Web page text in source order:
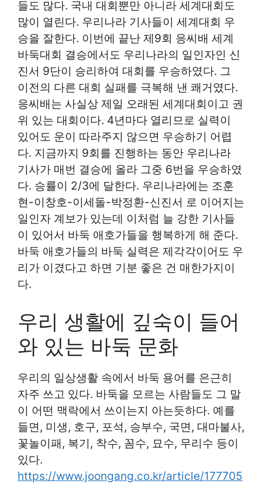
들도 많다. 국내 대회뿐만 아니라 세계대회도
많이 열린다. 우리나라 기사들이 세계대회 우
승을 잘한다. 이번에 끝난 제9회 응씨배 세계
바둑대회 결승에서도 우리나라의 일인자인 신
진서 9단이 승리하여 대회를 우승하였다. 그
이전의 다른 대회 실패를 극복해 낸 쾌거였다.
응씨배는 사실상 제일 오래된 세계대회이고 권
위 있는 대회이다. 4년마다 열리므로 실력이
있어도 운이 따라주지 않으면 우승하기 어렵
다. 지금까지 9회를 진행하는 동안 우리나라
기사가 매번 결승에 올라 그중 6번을 우승하였
다. 승률이 2/3에 달한다. 우리나라에는 조훈
현-이창호-이세돌-박정환-신진서 로 이어지는
일인자 계보가 있는데 이처럼 늘 강한 기사들
이 있어서 바둑 애호가들을 행복하게 해 준다.
바둑 애호가들의 바둑 실력은 제각각이어도 우
리가 이겼다고 하면 기분 좋은 건 매한가지이
다.
우리 생활에 깊숙이 들어
와 있는 바둑 문화
우리의 일상생활 속에서 바둑 용어를 은근히
자주 쓰고 있다. 바둑을 모르는 사람들도 그 말
이 어떤 맥락에서 쓰이는지 아는듯하다. 예를
들면, 미생, 호구, 포석, 승부수, 국면, 대마불사,
꽃놀이패, 복기, 착수, 꼼수, 묘수, 무리수 등이
있다.
https://www.joongang.co.kr/article/177705